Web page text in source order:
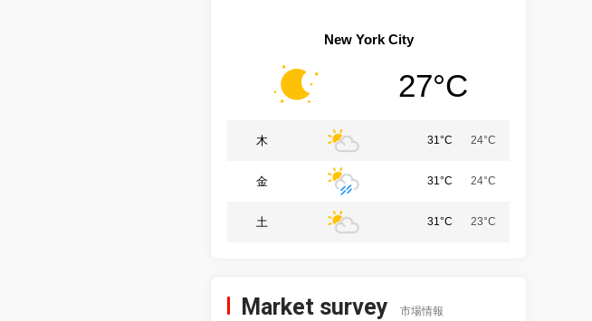
New York City
27°C
木 31°C 24°C
金 31°C 24°C
土 31°C 23°C
Market survey 市場情報